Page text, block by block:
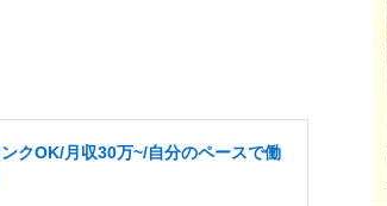
クOK/月収30万~/自分のペースで働